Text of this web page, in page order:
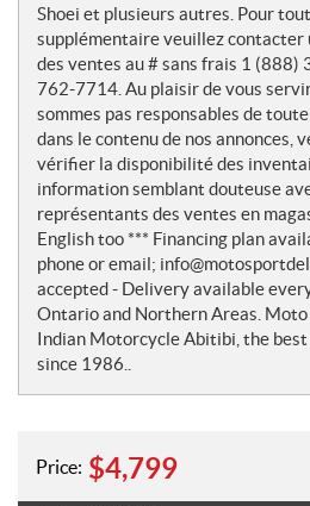
Shoei et plusieurs autres. Pour
supplémentaire veuillez contacter
des ventes au # sans frais 1
762-7714. Au plaisir de vous
sommes pas responsables de
dans le contenu de nos annonces,
vérifier la disponibilité des
information semblant douteuse
représentants des ventes en
English too *** Financing plan
phone or email;
accepted - Delivery available
Ontario and Northern Areas.
Indian Motorcycle Abitibi, the
since 1986..
Price: $4,799